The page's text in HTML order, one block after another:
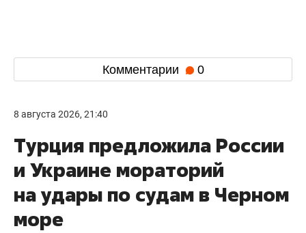
Комментарии 0
8 августа 2026, 21:40
Турция предложила России
и Украине мораторий
на удары по судам в Черном
море